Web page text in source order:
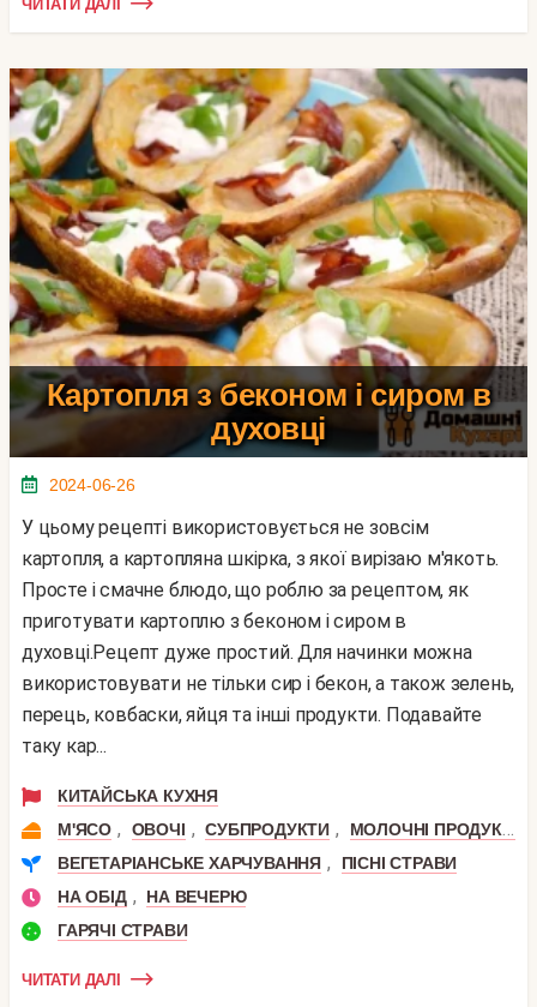
ЧИТАТИ ДАЛІ
Картопля з беконом і сиром в
духовці
2024-06-26
У цьому рецепті використовується не зовсім
картопля, а картопляна шкірка, з якої вирізаю м'якоть.
Просте і смачне блюдо, що роблю за рецептом, як
приготувати картоплю з беконом і сиром в
духовці.Рецепт дуже простий. Для начинки можна
використовувати не тільки сир і бекон, а також зелень,
перець, ковбаски, яйця та інші продукти. Подавайте
таку кар...
КИТАЙСЬКА КУХНЯ
М'ЯСО , ОВОЧІ , СУБПРОДУКТИ , МОЛОЧНІ ПРОДУКТИ
ВЕГЕТАРІАНСЬКЕ ХАРЧУВАННЯ ,
ПІСНІ СТРАВИ
НА ОБІД ,
НА ВЕЧЕРЮ
ГАРЯЧІ СТРАВИ
ЧИТАТИ ДАЛІ